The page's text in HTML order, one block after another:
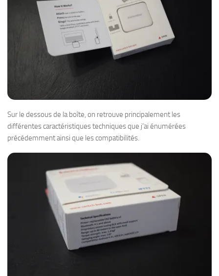
Sur le dessous de la boîte, on retrouve principalement les
différentes caractéristiques techniques que j’ai énumérées
précédemment ainsi que les compatibilités.